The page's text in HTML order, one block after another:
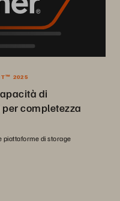
2025
di
completezza
di storage